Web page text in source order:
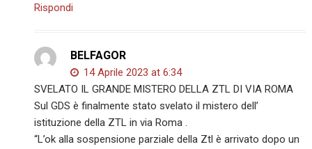
Rispondi
BELFAGOR
14 Aprile 2023 at 6:34
SVELATO IL GRANDE MISTERO DELLA ZTL DI VIA ROMA
Sul GDS è finalmente stato svelato il mistero dell’
istituzione della ZTL in via Roma .
“L’ok alla sospensione parziale della Ztl è arrivato dopo un